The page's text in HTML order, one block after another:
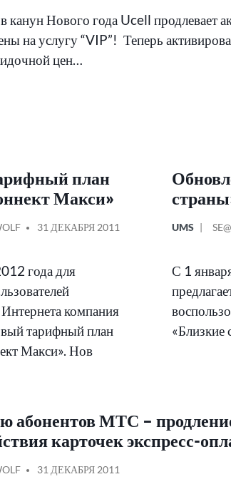
канун Нового года Ucell продлевает
на услугу “VIP”! Теперь
цен…
план
Макси»
31 ДЕКАБРЯ 2011
года для
компания
тарифный план
Макси». Нов
UMS
С 1
«Близкие
абонентов МТС –
карточек экспресс-
31 ДЕКАБРЯ 2011